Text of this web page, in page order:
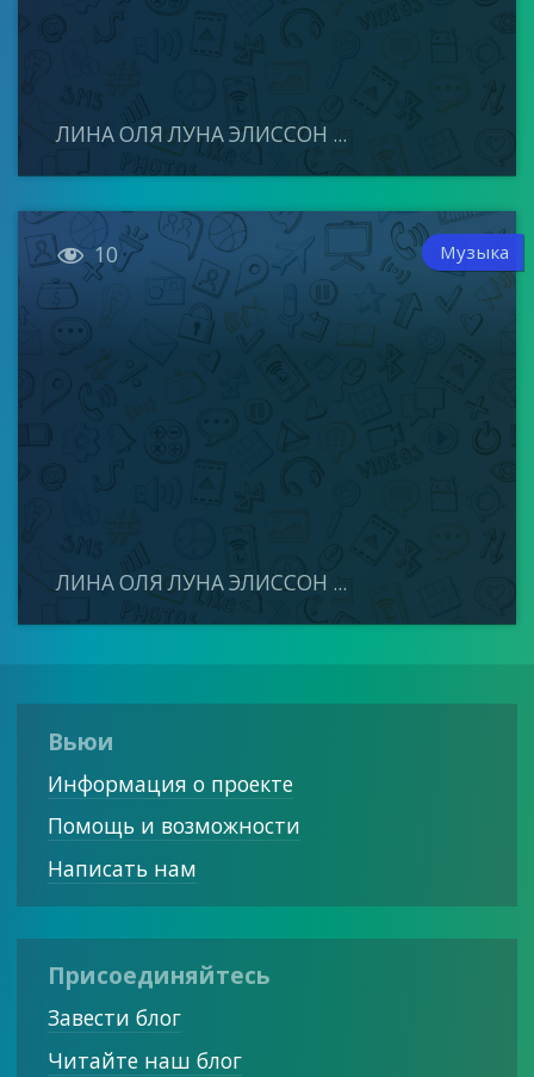
ЛИНА ОЛЯ ЛУНА ЭЛИССОН ...
 10 Музыка
ЛИНА ОЛЯ ЛУНА ЭЛИССОН ...
Вьюи
Информация о проекте
Помощь и возможности
Написать нам
Присоединяйтесь
Завести блог
Читайте наш блог